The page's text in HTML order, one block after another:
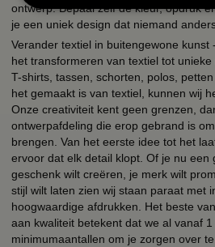
ontwerp. Bepaal zelf de kleur, opdruk
je een uniek design dat niemand
Verander textiel in buitengewone kunst
het transformeren van textiel tot
T-shirts, tassen, schorten, polos,
het gemaakt is van textiel, kunnen wij
Onze creativiteit kent geen grenzen,
ontwerpafdeling die erop gebrand is
brengen. Van het eerste idee tot het
ervoor dat elk detail klopt. Of je nu een
geschenk wilt creëren, je merk wilt
stijl wilt laten zien wij staan paraat met
hoogwaardige afdrukken. Het beste
aan kwaliteit betekent dat we al vanaf
minimumaantallen om je zorgen over